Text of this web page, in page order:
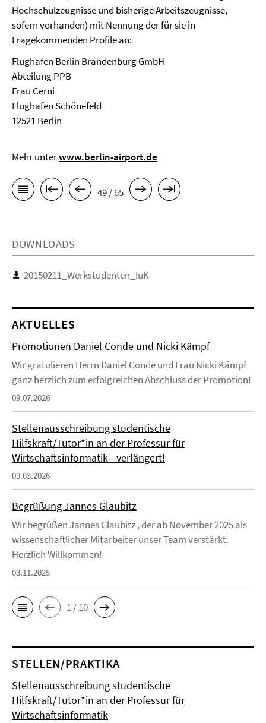
Hochschulzeugnisse und bisherige Arbeitszeugnisse,
sofern vorhanden) mit Nennung der für sie in
Fragekommenden Profile an:
Flughafen Berlin Brandenburg GmbH
Abteilung PPB
Frau Cerni
Flughafen Schönefeld
12521 Berlin
Mehr unterwww.berlin-airport.de
49 / 65
DOWNLOADS
20150211_Werkstudenten_IuK
AKTUELLES
Promotionen Daniel Conde und Nicki Kämpf
Wir gratulieren Herrn Daniel Conde und Frau Nicki Kämpf
ganz herzlich zum erfolgreichen Abschluss der Promotion!
09.07.2026
Stellenausschreibung studentische
Hilfskraft/Tutor*in an der Professur für
Wirtschaftsinformatik - verlängert!
09.03.2026
Begrüßung Jannes Glaubitz
Wir begrüßen Jannes Glaubitz , der ab November 2025 als
wissenschaftlicher Mitarbeiter unser Team verstärkt.
Herzlich Willkommen!
03.11.2025
1 / 10
STELLEN/PRAKTIKA
Stellenausschreibung studentische
Hilfskraft/Tutor*in an der Professur für
Wirtschaftsinformatik